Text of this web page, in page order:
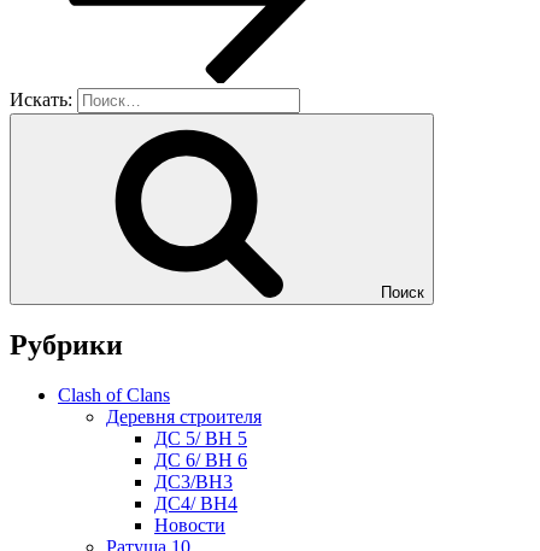
Искать:
Поиск
Рубрики
Clash of Clans
Деревня строителя
ДС 5/ BH 5
ДС 6/ BH 6
ДС3/BH3
ДС4/ BH4
Новости